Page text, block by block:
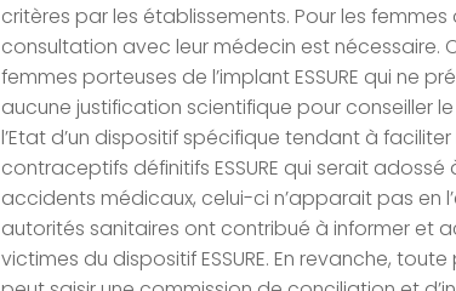
critères par les établissements. Pour les
consultation avec leur médecin est
femmes porteuses de l’implant ESSURE qui ne
aucune justification scientifique pour conseiller
l’Etat d’un dispositif spécifique tendant à
contraceptifs définitifs ESSURE qui serait
accidents médicaux, celui-ci n’apparait pas en
autorités sanitaires ont contribué à informer et
victimes du dispositif ESSURE. En revanche,